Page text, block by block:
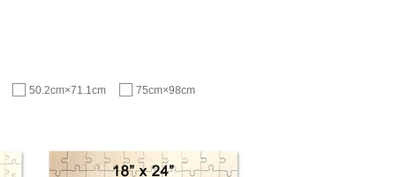
50.2cm×71.1cm 75cm×98cm